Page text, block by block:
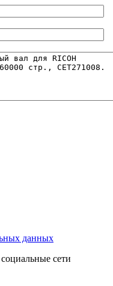
данных
сети